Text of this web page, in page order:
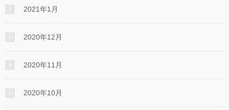
2021年1月
2020年12月
2020年11月
2020年10月